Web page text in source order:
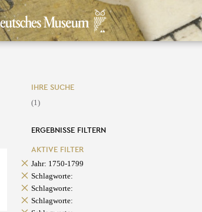
IHRE SUCHE
(1)
ERGEBNISSE FILTERN
AKTIVE FILTER
Jahr: 1750-1799
Schlagworte:
Schlagworte:
Schlagworte: